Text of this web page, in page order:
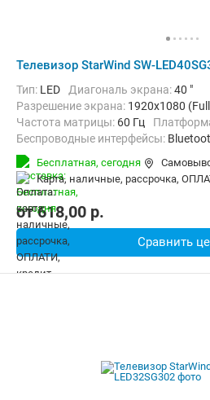
Телевизор StarWind SW-
Тип: LED Диагональ экрана:40 "
Разрешение экрана: 1920x1080
Частота матрицы: 60 Гц
Беспроводные интерфейсы:
Бесплатная, сегодня
карта, наличные, рассрочка,
от618,00 p.
Сравнить